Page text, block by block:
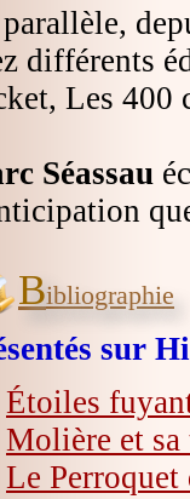
différents
Les 400
Séassau
Bibliographie
sur
Étoiles
Molière et sa
Le